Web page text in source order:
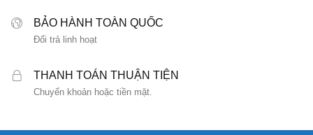
BẢO HÀNH TOÀN QUỐC
Đổi trả linh hoạt
THANH TOÁN THUẬN TIỆN
Chuyển khoản hoặc tiền mặt.